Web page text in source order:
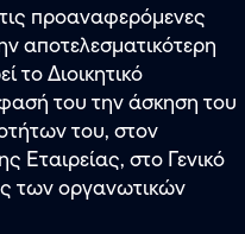
προαναφερόμενες
αποτελεσματικότερη
το Διοικητικό
του την άσκηση του
του, στον
Εταιρείας, στο Γενικό
των οργανωτικών